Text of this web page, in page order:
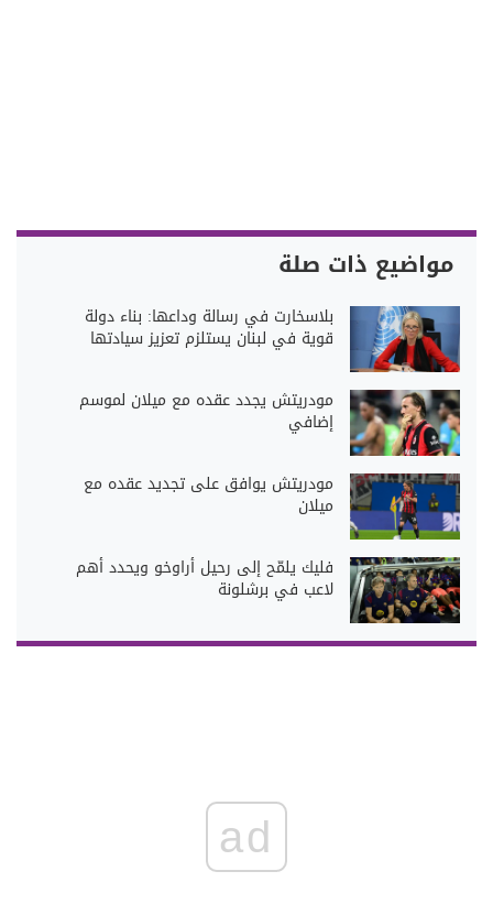
مواضيع ذات صلة
بلاسخارت في رسالة وداعها: بناء دولة
قوية في لبنان يستلزم تعزيز سيادتها
مودريتش يجدد عقده مع ميلان لموسم
إضافي
مودريتش يوافق على تجديد عقده مع
ميلان
فليك يلمّح إلى رحيل أراوخو ويحدد أهم
لاعب في برشلونة
ad